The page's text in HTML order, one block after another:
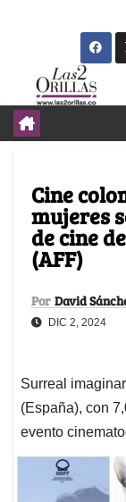
Cine
mujeres
de cine
(AFF)
Por David
DIC 2, 2024
Surreal
(España), con
evento